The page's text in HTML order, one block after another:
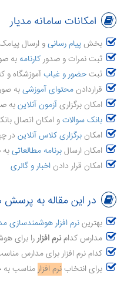
امکانات سامانه مدیار
بخشپیام رسانیو ارسال
ثبت نمرات و صدورکارنامه به
ثبتحضور و غیابآموزشگاه و
قراردادنمحتوای آموزشیبه
امکان برگزاریآزمون آنلاینبه
بانک سوالاتو امکان اتصال
امکانبرگزاری کلاس آنلاین در
امکان ارسالبرنامه مطالعاتی
امکان قرار دادناخبار و گالری
در این مقاله به
بهتریننرم افزار هوشمندسازی
مدارس کدامنرم افزاررا برای
کدام نرم افزار برای مدارس
برای انتخاب نرم افزارمناسب به